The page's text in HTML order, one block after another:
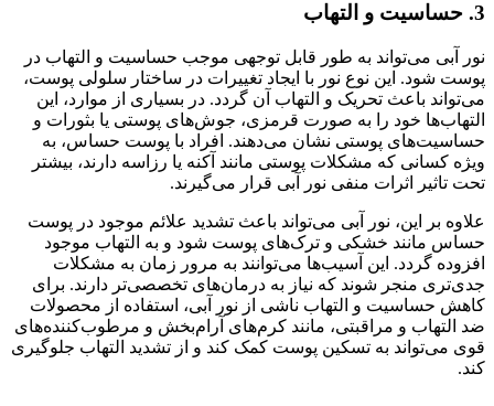
3. حساسیت و التهاب
نور آبی می‌تواند به طور قابل توجهی موجب حساسیت و التهاب در
پوست شود. این نوع نور با ایجاد تغییرات در ساختار سلولی پوست،
می‌تواند باعث تحریک و التهاب آن گردد. در بسیاری از موارد، این
التهاب‌ها خود را به صورت قرمزی، جوش‌های پوستی یا بثورات و
حساسیت‌های پوستی نشان می‌دهند. افراد با پوست حساس، به
ویژه کسانی که مشکلات پوستی مانند آکنه یا رزاسه دارند، بیشتر
تحت تاثیر اثرات منفی نور آبی قرار می‌گیرند.
علاوه بر این، نور آبی می‌تواند باعث تشدید علائم موجود در پوست
حساس مانند خشکی و ترک‌های پوست شود و به التهاب موجود
افزوده گردد. این آسیب‌ها می‌توانند به مرور زمان به مشکلات
جدی‌تری منجر شوند که نیاز به درمان‌های تخصصی‌تر دارند. برای
کاهش حساسیت و التهاب ناشی از نور آبی، استفاده از محصولات
ضد التهاب و مراقبتی، مانند کرم‌های آرام‌بخش و مرطوب‌کننده‌های
قوی می‌تواند به تسکین پوست کمک کند و از تشدید التهاب جلوگیری
کند.